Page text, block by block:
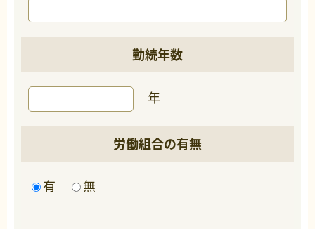
勤続年数
年
労働組合の有無
有 無